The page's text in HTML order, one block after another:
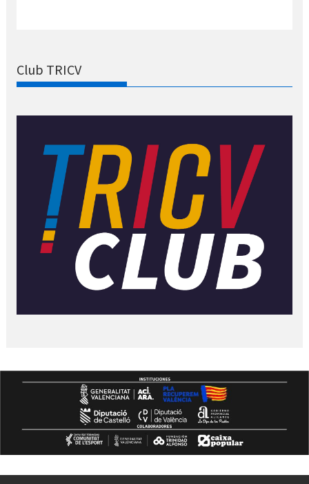
Club TRICV